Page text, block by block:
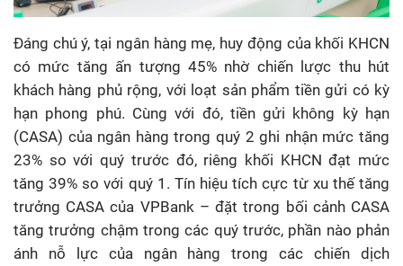
Đáng chú ý, tại ngân hàng mẹ, huy động của khối KHCN
có mức tăng ấn tượng 45% nhờ chiến lược thu hút
khách hàng phủ rộng, với loạt sản phẩm tiền gửi có kỳ
hạn phong phú. Cùng với đó, tiền gửi không kỳ hạn
(CASA) của ngân hàng trong quý 2 ghi nhận mức tăng
23% so với quý trước đó, riêng khối KHCN đạt mức
tăng 39% so với quý 1. Tín hiệu tích cực từ xu thế tăng
trưởng CASA của VPBank – đặt trong bối cảnh CASA
tăng trưởng chậm trong các quý trước, phần nào phản
ánh nỗ lực của ngân hàng trong các chiến dịch